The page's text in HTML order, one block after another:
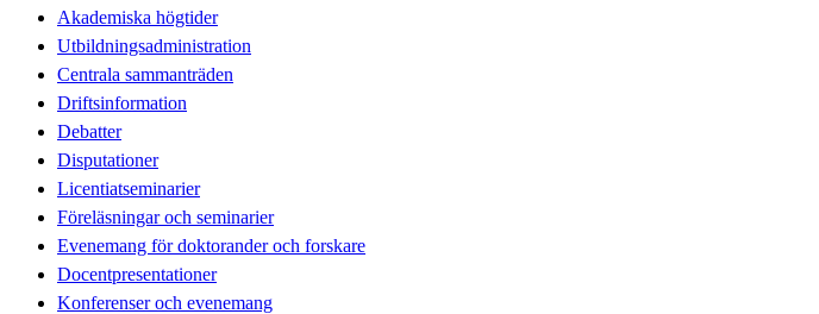
Akademiska högtider
Utbildningsadministration
Centrala sammanträden
Driftsinformation
Debatter
Disputationer
Licentiatseminarier
Föreläsningar och seminarier
Evenemang för doktorander och forskare
Docentpresentationer
Konferenser och evenemang